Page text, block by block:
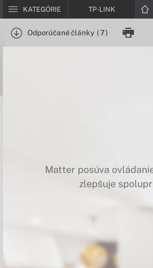
KATEGÓRIE TP-LINK
Odporúčané články (7)
Matter posúva
zlepšuje